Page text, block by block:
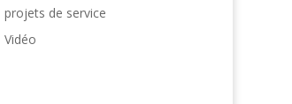
projets de service
Vidéo